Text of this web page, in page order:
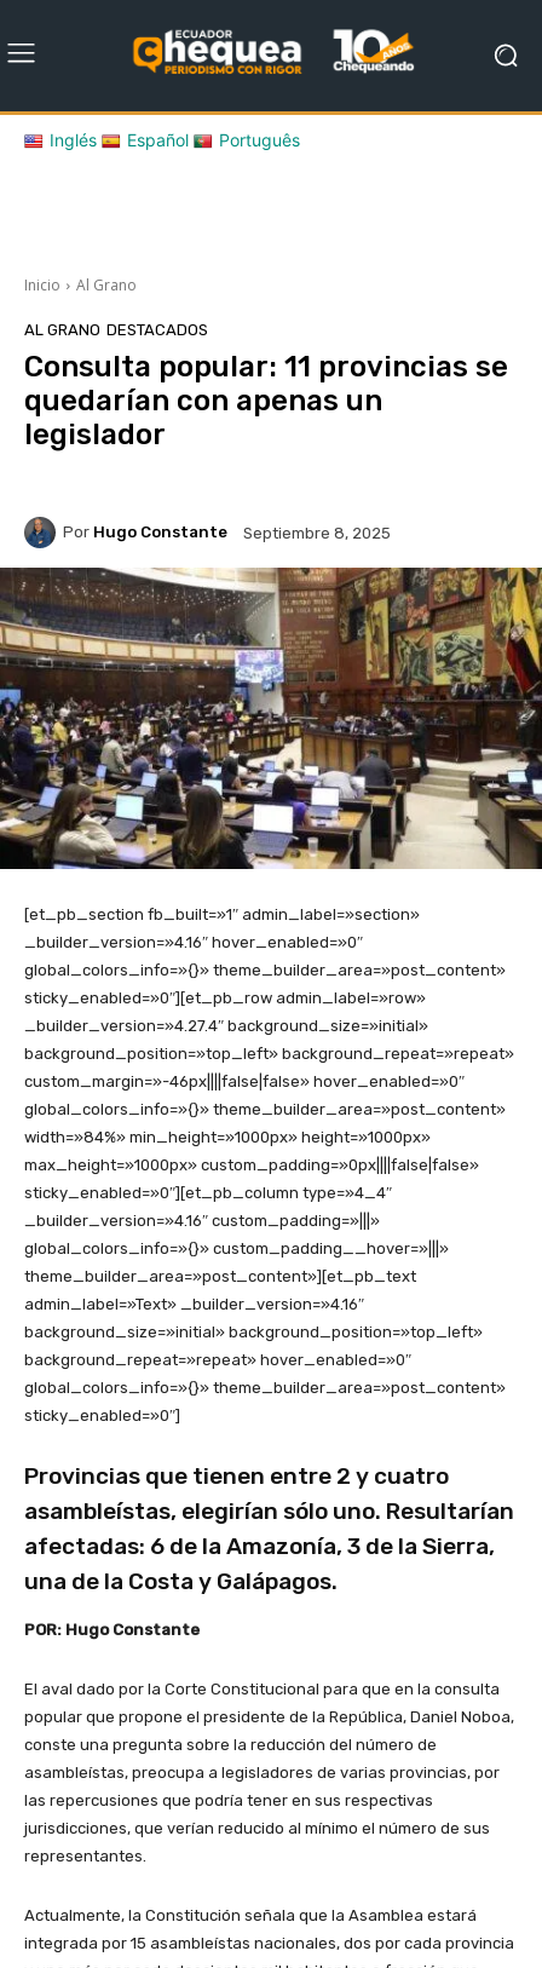
Inglés Español Português
Inicio Al Grano
AL GRANO DESTACADOS
Consulta popular: 11 provincias se
quedarían con apenas un
legislador
Por Hugo Constante Septiembre 8, 2025
[et_pb_section fb_built=»1″ admin_label=»section»
_builder_version=»4.16″ hover_enabled=»0″
global_colors_info=»{}» theme_builder_area=»post_content»
sticky_enabled=»0″][et_pb_row admin_label=»row»
_builder_version=»4.27.4″ background_size=»initial»
background_position=»top_left» background_repeat=»repeat»
custom_margin=»-46px||||false|false» hover_enabled=»0″
global_colors_info=»{}» theme_builder_area=»post_content»
width=»84%» min_height=»1000px» height=»1000px»
max_height=»1000px» custom_padding=»0px||||false|false»
sticky_enabled=»0″][et_pb_column type=»4_4″
_builder_version=»4.16″ custom_padding=»|||»
global_colors_info=»{}» custom_padding__hover=»|||»
theme_builder_area=»post_content»][et_pb_text
admin_label=»Text» _builder_version=»4.16″
background_size=»initial» background_position=»top_left»
background_repeat=»repeat» hover_enabled=»0″
global_colors_info=»{}» theme_builder_area=»post_content»
sticky_enabled=»0″]
Provincias que tienen entre 2 y cuatro
asambleístas, elegirían sólo uno. Resultarían
afectadas: 6 de la Amazonía, 3 de la Sierra,
una de la Costa y Galápagos.
POR: Hugo Constante
El aval dado por la Corte Constitucional para que en la consulta
popular que propone el presidente de la República, Daniel Noboa,
conste una pregunta sobre la reducción del número de
asambleístas, preocupa a legisladores de varias provincias, por
las repercusiones que podría tener en sus respectivas
jurisdicciones, que verían reducido al mínimo el número de sus
representantes.
Actualmente, la Constitución señala que la Asamblea estará
integrada por 15 asambleístas nacionales, dos por cada provincia